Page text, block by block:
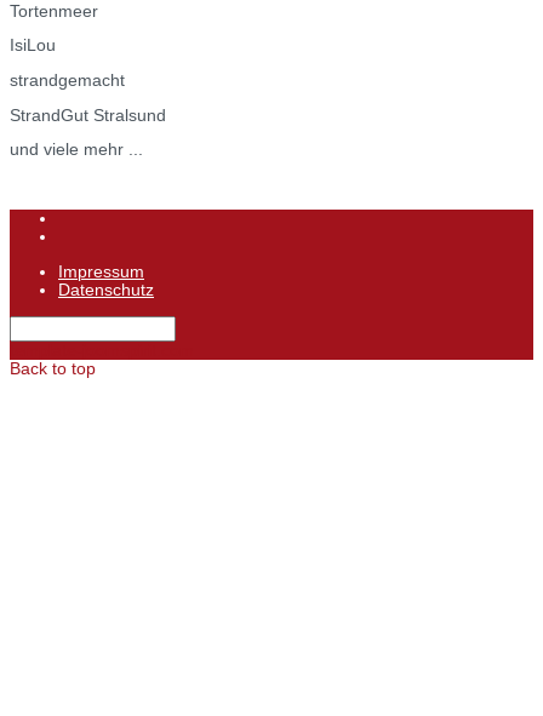
Tortenmeer
IsiLou
strandgemacht
StrandGut Stralsund
und viele mehr ...
Impressum
Datenschutz
Back to top